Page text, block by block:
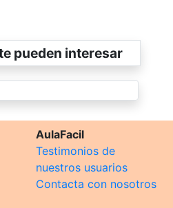
pueden interesar
AulaFacil
Testimonios de
nuestros usuarios
Contacta con nosotros